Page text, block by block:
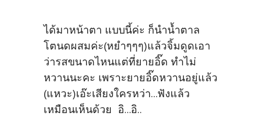
ได้มาหน้าตา แบบนี้ค่ะ ก็นำน้ำตาล
โตนดผสมค่ะ(หยำๆๆๆ)แล้วจิ้มดูดเอา
ว่ารสขนาดไหนแต่ที่ยายอิ๊ด ทำไม่
หวานนะคะ เพราะยายอิ๊ดหวานอยู่แล้ว
(แหวะ)เอ๊ะเสียงใครหว่า...ฟังแล้ว
เหมือนเห็นด้วย อิ...อิ..